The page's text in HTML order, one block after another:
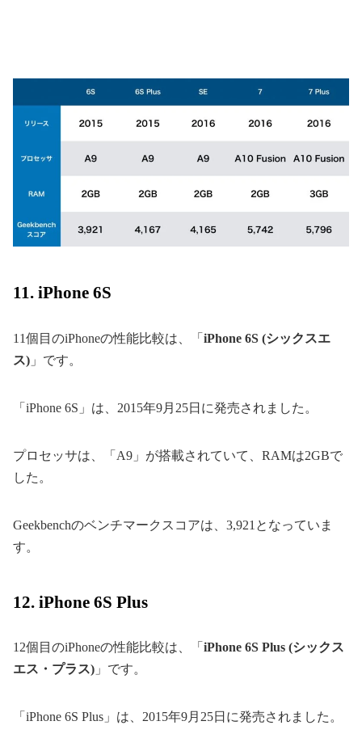
11. iPhone 6S
11個目のiPhoneの性能比較は、「 iPhone 6S (シックスエ
ス) 」です。
「iPhone 6S」は、2015年9月25日に発売されました。
プロセッサは、「A9」が搭載されていて、RAMは2GBで
した。
Geekbenchのベンチマークスコアは、3,921となっていま
す。
12. iPhone 6S Plus
12個目のiPhoneの性能比較は、「 iPhone 6S Plus (シックス
エス・プラス) 」です。
「iPhone 6S Plus」は、2015年9月25日に発売されました。